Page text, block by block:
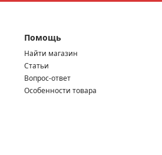
Помощь
Найти магазин
Статьи
Вопрос-ответ
Особенности товара